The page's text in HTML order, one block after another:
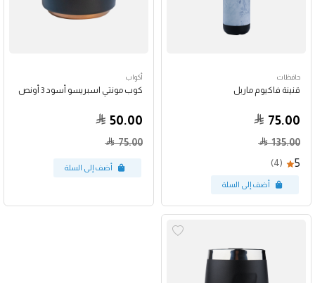
حافظات
قنينة فاكيوم ماربل
75.00
135.00
5
(4)
أكواب
كوب مونتي اسبريسو أسود 3 أونص
50.00
75.00